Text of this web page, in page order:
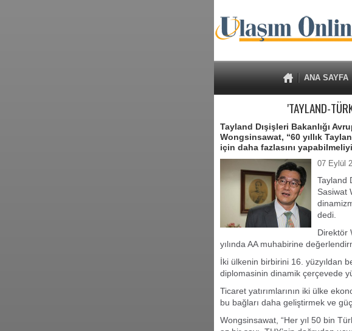
ANA SAYFA
'TAYLAND-
Tayland Dışişleri Bakanlığı
Wongsinsawat, “60 yıllık
için daha fazlasını
07 Eylül
Tayland
Sasiwat
dedi.
Direktör
yılında AA muhabirine
İki ülkenin birbirini 16. yüzyıldan
diplomasinin dinamik çerçevede
Ticaret yatırımlarının iki ülke
bu bağları daha geliştirmek ve
Wongsinsawat, “Her yıl 50 bin